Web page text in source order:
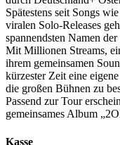
Spätestens seit Songs
viralen Solo-Releases
spannendsten Namen
Mit Millionen Streams,
ihrem gemeinsamen
kürzester Zeit eine
die großen Bühnen zu
Passend zur Tour
gemeinsames Album
Kasse